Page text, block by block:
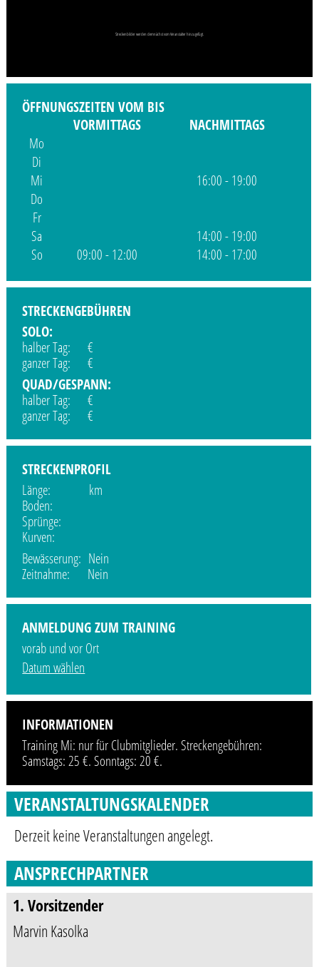
Streckenbilder werden demnächst vom Veranstalter hinzugefügt.
ÖFFNUNGSZEITEN VOM BIS
VORMITTAGS
NACHMITTAGS
Mo
Di
Mi
16:00 - 19:00
Do
Fr
Sa
14:00 - 19:00
So
09:00 - 12:00 14:00 - 17:00
STRECKENGEBÜHREN
SOLO:
halber Tag: €
ganzer Tag: €
QUAD/GESPANN:
halber Tag: €
ganzer Tag: €
STRECKENPROFIL
Länge: km
Boden:
Sprünge:
Kurven:
Bewässerung: Nein
Zeitnahme: Nein
ANMELDUNG ZUM TRAINING
vorab und vor Ort
Datum wählen
INFORMATIONEN
Training Mi: nur für Clubmitglieder. Streckengebühren:
Samstags: 25 €. Sonntags: 20 €.
VERANSTALTUNGSKALENDER
Derzeit keine Veranstaltungen angelegt.
ANSPRECHPARTNER
1. Vorsitzender
Marvin Kasolka